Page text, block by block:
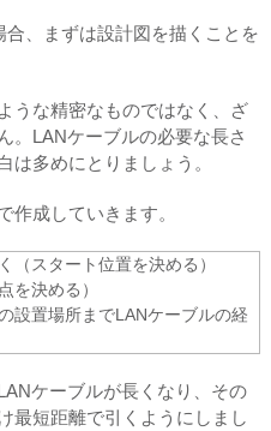
、まずは設計図を描くことを
うな精密なものではなく、ざ
。LANケーブルの必要な長さ
は多めにとりましょう。
作成していきます。
（スタート位置を決める）
を決める）
設置場所までLANケーブルの経
ケーブルが長くなり、その
最短距離で引くようにしまし